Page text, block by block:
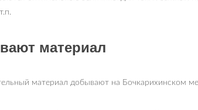
материал
материал добывают на Бочкарихинском